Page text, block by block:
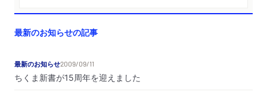
最新のお知らせの記事
最新のお知らせ2009/09/11
ちくま新書が15周年を迎えました